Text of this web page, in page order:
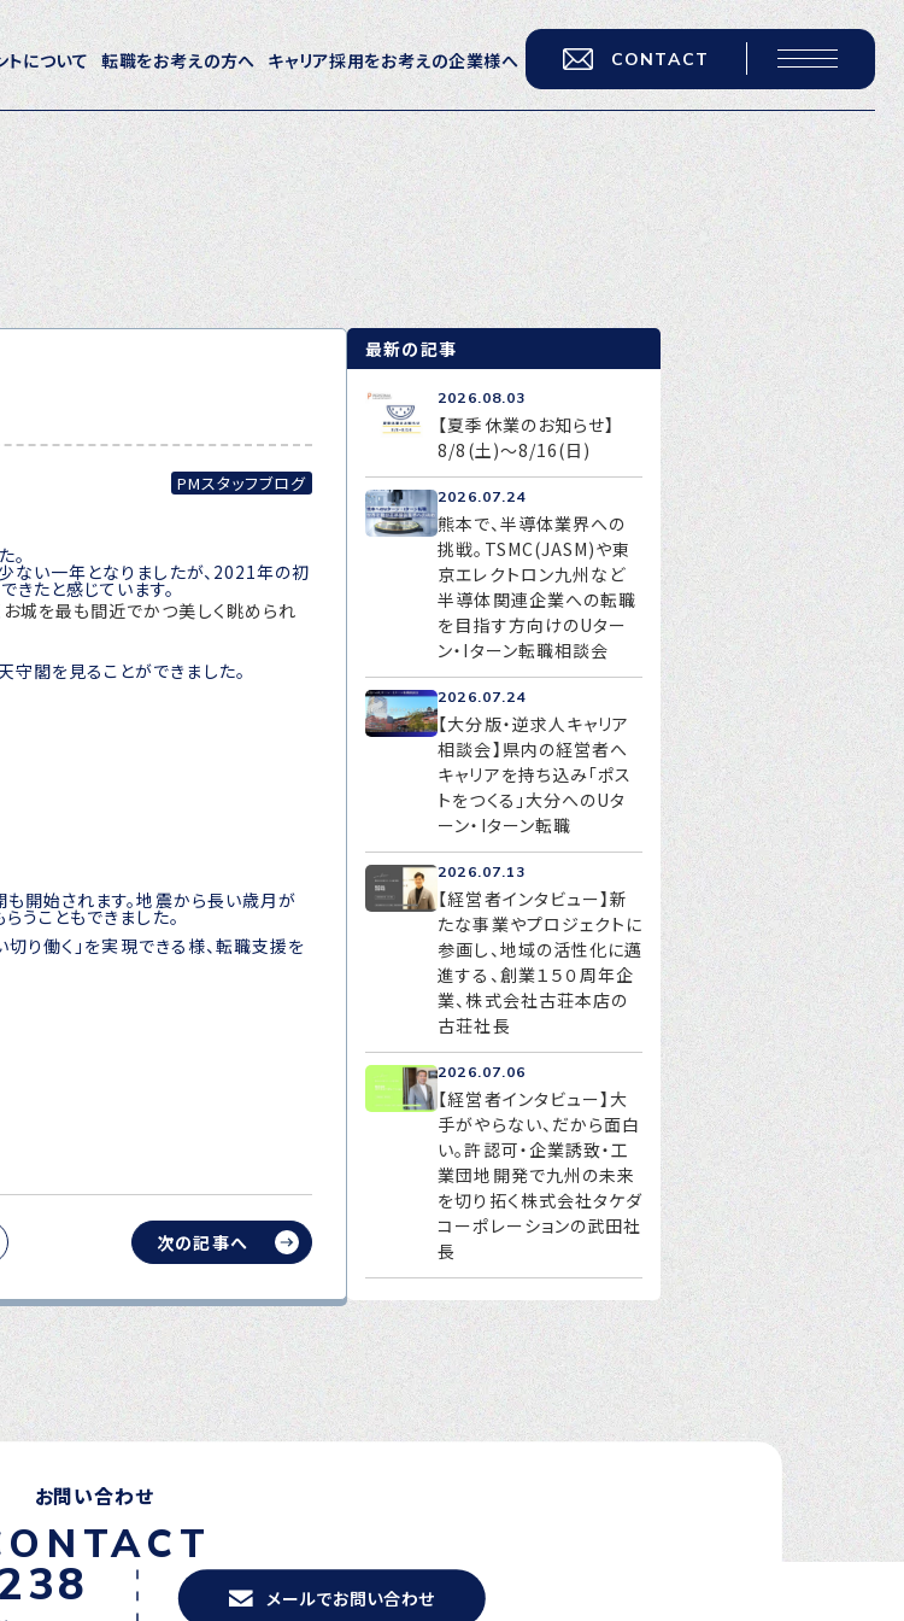
トについて 転職をお考えの方へ キャリア採用をお考えの企業様へ CONTACT
ホーム
パーソナル・マネジメントについて
会社概要
採用情報
P-maneコラム
転職をお考えの方へ
転職エージェントサービス
転職相談会
転職者の声
キャリア採用をお考えの企業様へ
選ばれる４つの理由
４つの特長で解決
独自の採用スキーム
お問い合わせ
プライバシーポリシー
PMスタッフブログ
。
ない一年となりましたが、2021年の初
たと感じています。
城を最も間近でかつ美しく眺められ
閣を見ることができました。
開始されます。地震から長い歳月が
うこともできました。
り働く」を実現できる様、転職支援を
次の記事へ
最新の記事
2026.08.03
【夏季休業のお知らせ】
8/8(土)～8/16(日)
2026.07.24
熊本で、半導体業界への
挑戦。TSMC(JASM)や東
京エレクトロン九州など
半導体関連企業への転職
を目指す方向けのUター
ン・Iターン転職相談会
2026.07.24
【大分版・逆求人キャリア
相談会】県内の経営者へ
キャリアを持ち込み「ポス
トをつくる」大分へのUタ
ーン・Iターン転職
2026.07.13
【経営者インタビュー】新
たな事業やプロジェクトに
参画し、地域の活性化に邁
進する、創業１５０周年企
業、株式会社古荘本店の
古荘社長
2026.07.06
【経営者インタビュー】大
手がやらない、だから面白
い。許認可・企業誘致・工
業団地開発で九州の未来
を切り拓く株式会社タケダ
コーポレーションの武田社
長
お問い合わせ
メールでお問い合わせ